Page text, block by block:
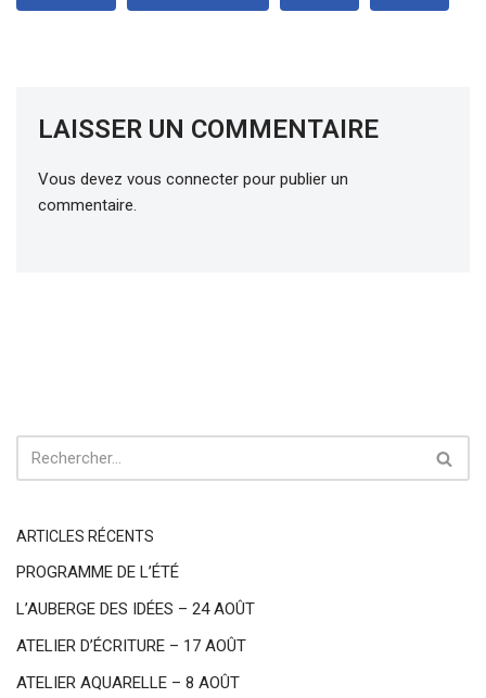
LAISSER UN COMMENTAIRE
Vous devez vous connecter pour publier un
commentaire.
ARTICLES RÉCENTS
PROGRAMME DE L’ÉTÉ
L’AUBERGE DES IDÉES – 24 AOÛT
ATELIER D’ÉCRITURE – 17 AOÛT
ATELIER AQUARELLE – 8 AOÛT